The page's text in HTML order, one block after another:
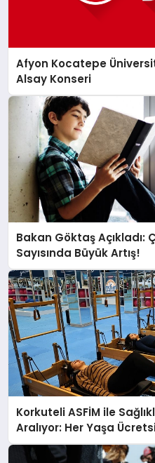
Afyon Kocatepe
Alsay Konseri
Bakan Göktaş Açıkladı:
Sayısında Büyük Artış!
Korkuteli ASFİM ile
Aralıyor: Her Yaşa